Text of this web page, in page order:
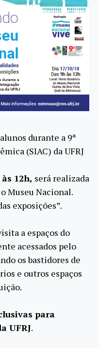
durante a 9ª
(SIAC) da UFRJ
12h, será realizada
Museu Nacional.
exposições”.
a espaços do
acessados pelo
os bastidores de
e outros espaços
para
UFRJ.